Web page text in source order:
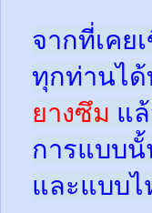
จากที่เคย
ทุกท่านได้
ยางซึม แ
การแบบนั้
และแบบ